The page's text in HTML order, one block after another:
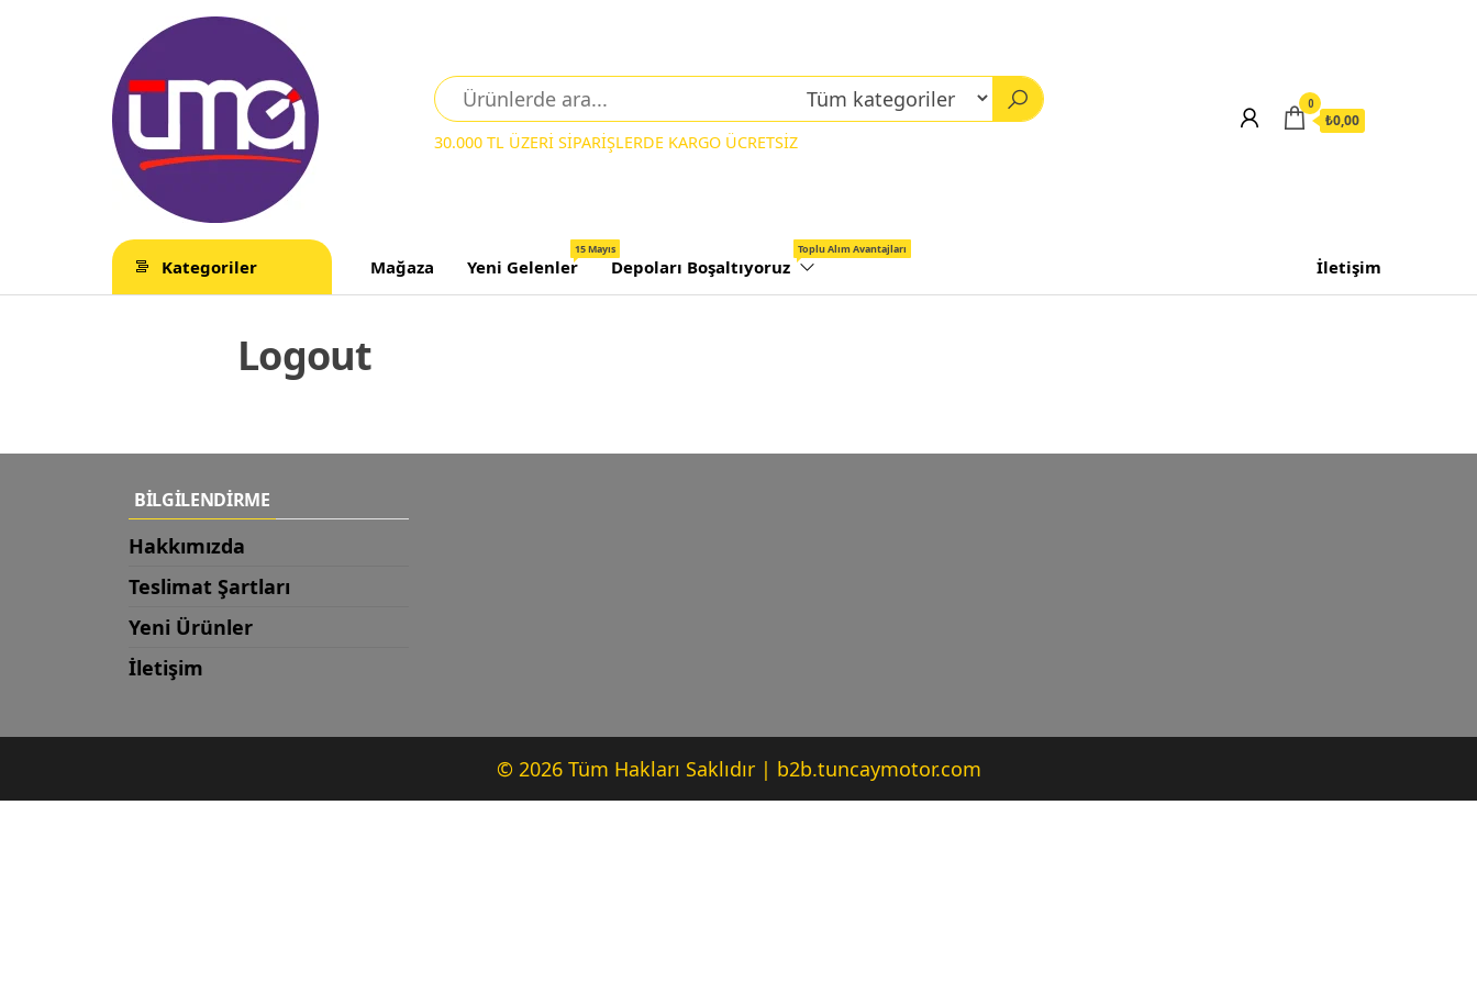
30.000 TL ÜZERİ SİPARİŞLERDE KARGO ÜCRETSİZ
0
₺0,00
Kategoriler Mağaza Yeni Gelenler
15 Mayıs
Depoları Boşaltıyoruz
Toplu Alım Avantajları
İletişim
Logout
BİLGİLENDİRME
Hakkımızda
Teslimat Şartları
Yeni Ürünler
İletişim
© 2026 Tüm Hakları Saklıdır | b2b.tuncaymotor.com